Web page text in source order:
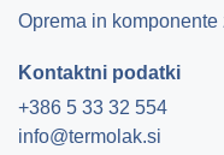
Oprema in
Kontaktni podatki
+386 5 33 32 554
info@termolak.si